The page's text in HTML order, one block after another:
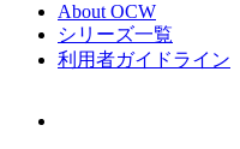
About OCW
シリーズ一覧
利用者ガイドライン